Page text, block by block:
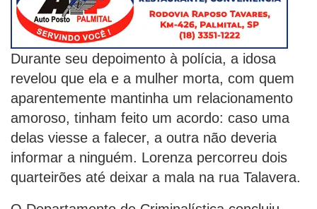
Durante seu depoimento à polícia, a idosa
revelou que ela e a mulher morta, com quem
aparentemente mantinha um relacionamento
amoroso, tinham feito um acordo: caso uma
delas viesse a falecer, a outra não deveria
informar a ninguém. Lorenza percorreu dois
quarteirões até deixar a mala na rua Talavera.